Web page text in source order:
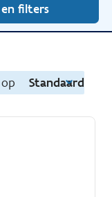
filters
Standaard